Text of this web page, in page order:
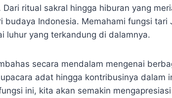
Dari ritual sakral hingga hiburan yang
budaya Indonesia. Memahami fungsi tari
luhur yang terkandung di dalamnya.
secara mendalam mengenai
adat hingga kontribusinya dalam
ini, kita akan semakin